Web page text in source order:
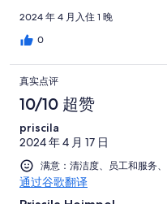
2024 年 4 月入住 1 晚
0
真实点评
10/10 超赞
priscila
2024 年 4 月 17 日
满意：清洁度、员工和服务
通过谷歌翻译